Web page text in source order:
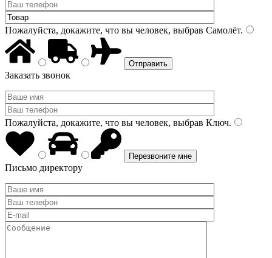
Пожалуйста, докажите, что вы человек, выбрав Самолёт.
Заказать звонок
Пожалуйста, докажите, что вы человек, выбрав Ключ.
Письмо директору